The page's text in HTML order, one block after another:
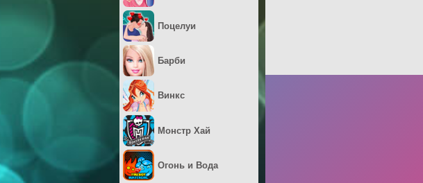
Поцелуи
Барби
Винкс
Монстр Хай
Огонь и Вода